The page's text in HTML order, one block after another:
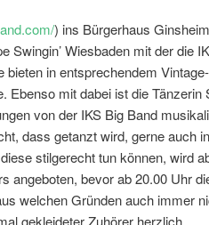
) ins Bürgerhaus
Swingin’ Wiesbaden mit der die
in entsprechendem
Ebenso mit dabei ist die Tänzerin
von der IKS Big Band
dass getanzt wird, gerne auch in
stilgerecht tun können, wird
angeboten, bevor ab 20.00 Uhr
welchen Gründen auch immer
gekleideter Zuhörer herzlich